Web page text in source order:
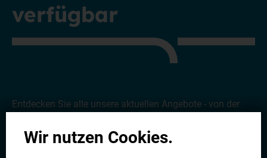
verfügbar
Entdecken Sie alle unsere aktuellen Angebote - von der
freuen uns auf Sie!
Wir nutzen Cookies.